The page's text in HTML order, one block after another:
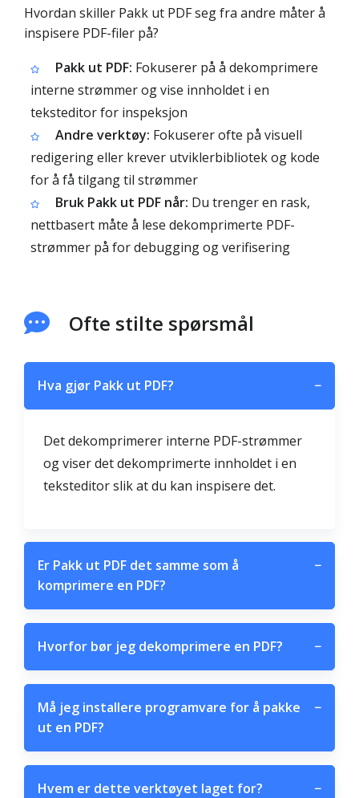
Hvordan skiller Pakk ut PDF seg fra andre måter å
inspisere PDF-filer på?
Pakk ut PDF: Fokuserer på å dekomprimere
interne strømmer og vise innholdet i en
teksteditor for inspeksjon
Andre verktøy: Fokuserer ofte på visuell
redigering eller krever utviklerbibliotek og kode
for å få tilgang til strømmer
Bruk Pakk ut PDF når: Du trenger en rask,
nettbasert måte å lese dekomprimerte PDF-
strømmer på for debugging og verifisering
Ofte stilte spørsmål
Hva gjør Pakk ut PDF? −
Det dekomprimerer interne PDF-strømmer
og viser det dekomprimerte innholdet i en
teksteditor slik at du kan inspisere det.
Er Pakk ut PDF det samme som å
komprimere en PDF?
−
Hvorfor bør jeg dekomprimere en PDF? −
Må jeg installere programvare for å pakke
ut en PDF?
−
Hvem er dette verktøyet laget for? −